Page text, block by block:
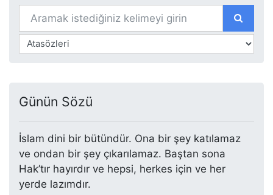
Günün Sözü
İslam dini bir bütündür. Ona bir şey katılamaz
ve ondan bir şey çıkarılamaz. Baştan sona
Hak’tır hayırdır ve hepsi, herkes için ve her
yerde lazımdır.